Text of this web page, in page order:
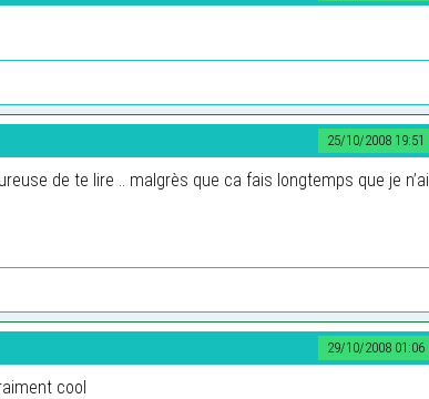
25/10/2008 19:51
de te lire .. malgrès que ca fais longtemps que je n’ai
29/10/2008 01:06
cool